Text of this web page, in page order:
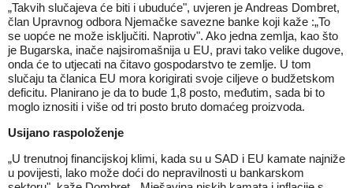
„Takvih slučajeva će biti i ubuduće", uvjeren je Andreas Dombret,
član Upravnog odbora Njemačke savezne banke koji kaže :„To
se uopće ne može isključiti. Naprotiv". Ako jedna zemlja, kao što
je Bugarska, inače najsiromašnija u EU, pravi tako velike dugove,
onda će to utjecati na čitavo gospodarstvo te zemlje. U tom
slučaju ta članica EU mora korigirati svoje ciljeve o budžetskom
deficitu. Planirano je da to bude 1,8 posto, međutim, sada bi to
moglo iznositi i više od tri posto bruto domaćeg proizvoda.
Usijano raspoloženje
„U trenutnoj financijskoj klimi, kada su u SAD i EU kamate najniže
u povijesti, lako može doći do nepravilnosti u bankarskom